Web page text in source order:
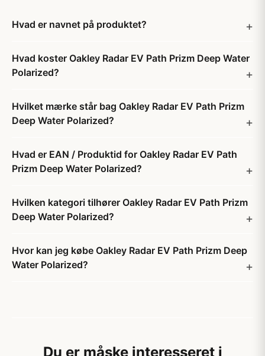
Hvad er navnet på produktet?
Hvad koster Oakley Radar EV Path Prizm Deep Water
Polarized?
Hvilket mærke står bag Oakley Radar EV Path Prizm
Deep Water Polarized?
Hvad er EAN / Produktid for Oakley Radar EV Path
Prizm Deep Water Polarized?
Hvilken kategori tilhører Oakley Radar EV Path Prizm
Deep Water Polarized?
Hvor kan jeg købe Oakley Radar EV Path Prizm Deep
Water Polarized?
Du er måske interesseret i